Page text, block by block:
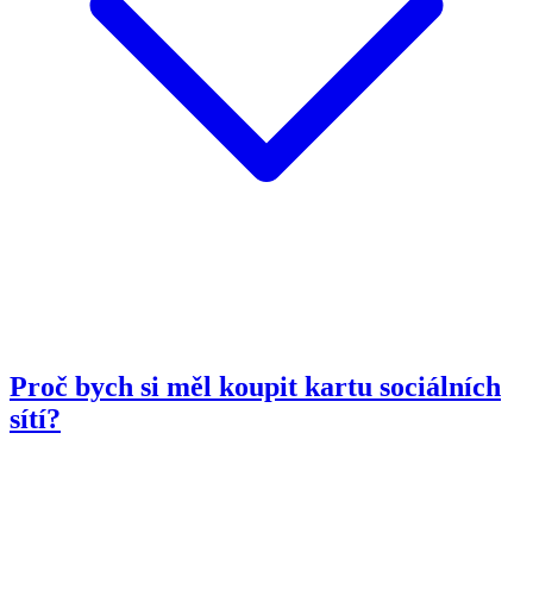
Proč bych si měl koupit kartu sociálních
sítí?